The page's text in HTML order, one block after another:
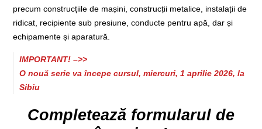
precum construcțiile de mașini, construcții metalice, instalații de
ridicat, recipiente sub presiune, conducte pentru apă, dar și
echipamente și aparatură.
IMPORTANT! –>>
O nouă serie va începe cursul, miercuri, 1 aprilie 2026, la
Sibiu
Completează formularul de